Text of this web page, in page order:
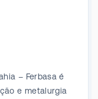
– Ferbasa é
e metalurgia